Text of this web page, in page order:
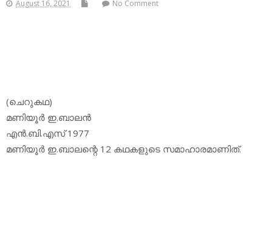
August 16, 2021 No Comment
(ചെറുകഥ)
മണിയൂര്‍ ഇ.ബാലന്‍
എന്‍.ബി.എസ് 1977
മണിയൂര്‍ ഇ.ബാലന്റെ 12 കഥകളുടെ സമാഹാരമാണിത്.